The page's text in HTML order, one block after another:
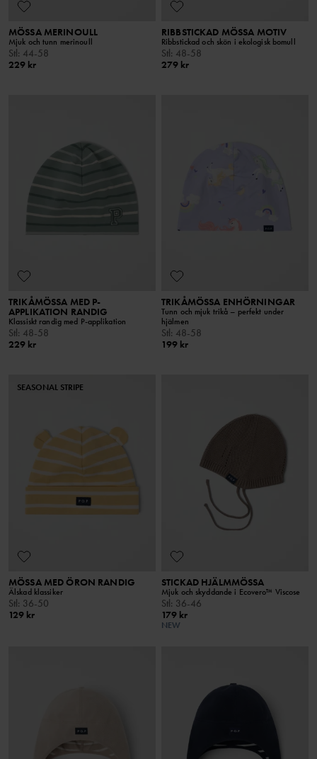
MÖSSA MERINOULL
Mjuk och tunn merinoull
Stl: 44-58
229 kr
RIBBSTICKAD MÖSSA MOTIV
Ribbstickad och skön i ekologisk bomull
Stl: 48-58
279 kr
TRIKÅMÖSSA MED P-
APPLIKATION RANDIG
Klassiskt randig med P-applikation
Stl : 48-58
229 kr
TRIKÅMÖSSA ENHÖRNINGAR
Tunn och mjuk trikå – perfekt under
hjälmen
Stl : 48-58
199 kr
SEASONAL STRIPE
MÖSSA MED ÖRON RANDIG
Älskad klassiker
Stl: 36-50
129 kr
STICKAD HJÄLMMÖSSA
Mjuk och skyddande i Ecovero™ Viscose
Stl: 36-46
179 kr
NEW